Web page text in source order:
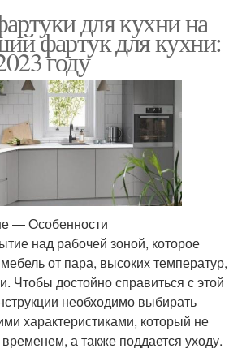
для кухни на
фартук для кухни:
году
— Особенности
над рабочей зоной, которое
от пара, высоких температур,
Чтобы достойно справиться с этой
необходимо выбирать
характеристиками, который не
а также поддается уходу.